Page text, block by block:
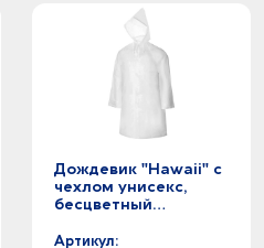
Дождевик "Hawaii" c
чехлом унисекс,
бесцветный
Артикул: